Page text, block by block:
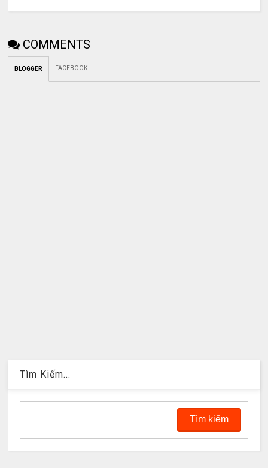
COMMENTS
BLOGGER FACEBOOK
Tìm Kiếm...